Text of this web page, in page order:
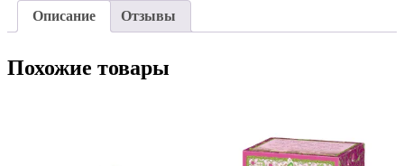
Описание Отзывы
Похожие товары